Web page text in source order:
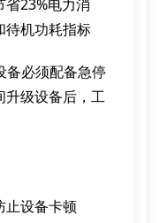
23%电力消
待机功耗指标
备必须配备急停
升级设备后，工
止设备卡顿